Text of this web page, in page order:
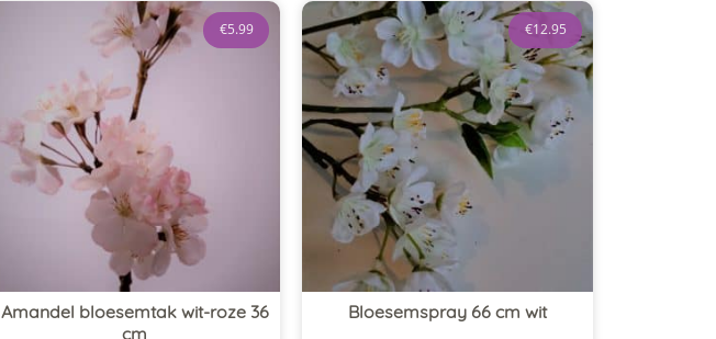
Amandel bloesemtak wit-roze 36
cm
€5.99
Bloesemspray 66 cm wit
€12.95